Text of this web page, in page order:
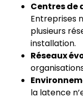
Centres
Entreprises
plusieurs
installation.
Réseaux
la latence